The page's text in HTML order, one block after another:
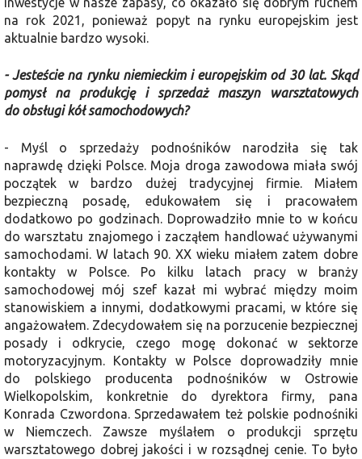
na rok 2021, ponie­waż popyt na rynku europejskim jest
aktualnie bardzo wysoki.
- Jesteście na rynku niemieckim i europejskim od 30 lat. Skąd
pomysł na produkcję i sprzedaż maszyn warsztatowych
do obsługi kół samo­chodowych?
- Myśl o sprzedaży podnośników narodziła się tak
naprawdę dzięki Pol­sce. Moja droga zawodowa miała swój
początek w bardzo dużej tradycyjnej firmie. Miałem
bezpieczną posadę, edu­kowałem się i pracowałem
dodatkowo po godzinach. Doprowadziło mnie to w koń­cu
do warsztatu znajomego i zacząłem handlować używanymi
samochodami. W latach 90. XX wieku miałem zatem dobre
kontakty w Polsce. Po kilku latach pracy w branży
samochodowej mój szef kazał mi wybrać między moim
stanowi­skiem a innymi, dodatkowymi pracami, w które się
angażowałem. Zdecydo­wałem się na porzucenie bezpiecznej
posady i odkrycie, czego mogę dokonać w sektorze
motoryzacyjnym. Kontakty w Polsce doprowadziły mnie
do polskie­go producenta podnośników w Ostrowie
Wielkopolskim, konkretnie do dyrektora firmy, pana
Konrada Czwordona. Sprze­dawałem też polskie podnośniki
w Niem­czech. Zawsze myślałem o produkcji sprzętu
warsztatowego dobrej jakości i w rozsądnej cenie. To było